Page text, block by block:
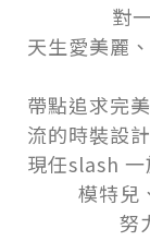
對
天生愛美麗
帶點追求完
流的時裝設
現任slash 一
模特兒
努